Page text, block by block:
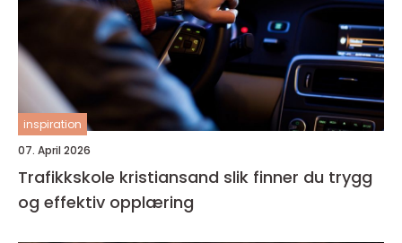
inspiration
07. April 2026
Trafikkskole kristiansand slik finner du trygg
og effektiv opplæring